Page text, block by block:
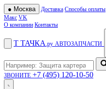
● Москва Доставка Способы оплаты
Макс VK
О компании Контакты
Т ТАЧКА .ру АВТОЗАПЧАСТИ
ЗВОНИТЕ +7 (495) 120-10-50